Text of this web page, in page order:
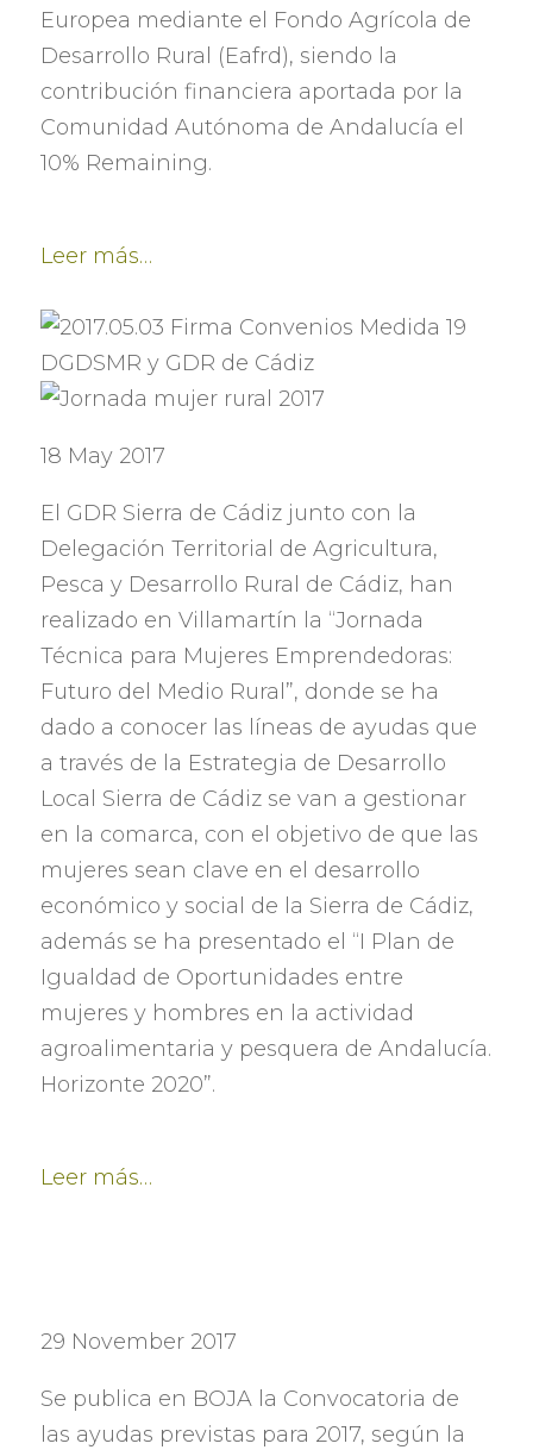
Europea mediante el Fondo Agrícola de
Desarrollo Rural
(Eafrd), siendo la
contribución financiera aportada por la
Comunidad Autónoma de Andalucía el
10% Remaining.
Leer más…
18 May 2017
El GDR Sierra de Cádiz junto con la
Delegación Territorial de Agricultura,
Pesca y Desarrollo Rural de Cádiz, han
realizado en Villamartín la “Jornada
Técnica para Mujeres Emprendedoras:
Futuro del Medio Rural ”, donde se ha
dado a conocer las líneas de ayudas que
a través de la Estrategia de Desarrollo
Local Sierra de Cádiz se van a gestionar
en la comarca, con el objetivo de que las
mujeres sean clave en el desarrollo
económico y social de la Sierra de Cádiz,
además se ha presentado el “I Plan de
Igualdad de Oportunidades entre
mujeres y hombres en la actividad
agroalimentaria y pesquera de Andalucía.
Horizonte 2020”.
Leer más…
29 November 2017
Se publica en BOJA la Convocatoria de
las ayudas previstas para 2017, según la